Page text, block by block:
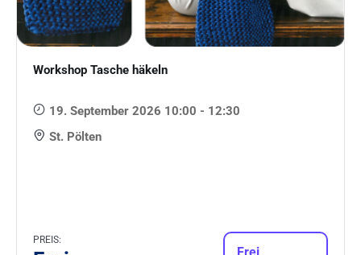
Workshop Tasche häkeln
19. September 2026 10:00 - 12:30
St. Pölten
PREIS: